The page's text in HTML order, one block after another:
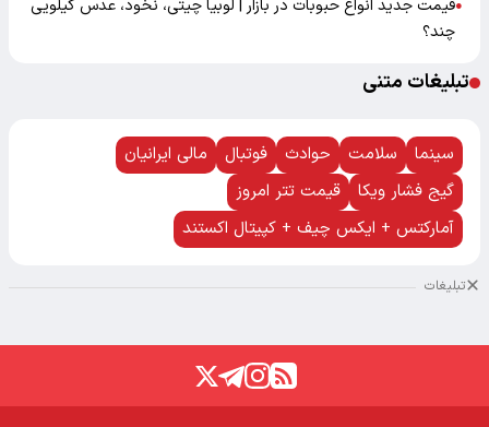
●قیمت جدید انواع حبوبات در بازار | لوبیا چیتی، نخود، عدس کیلویی
چند؟
تبلیغات متنی
سینما سلامت حوادث فوتبال
مالی ایرانیان
گیج فشار ویکا
قیمت تتر امروز
آمارکتس + ایکس چیف + کپیتال اکستند
تبلیغات